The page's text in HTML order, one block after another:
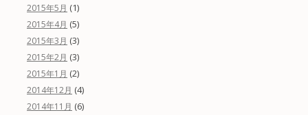
2015年5月 (1)
2015年4月 (5)
2015年3月 (3)
2015年2月 (3)
2015年1月 (2)
2014年12月 (4)
2014年11月 (6)